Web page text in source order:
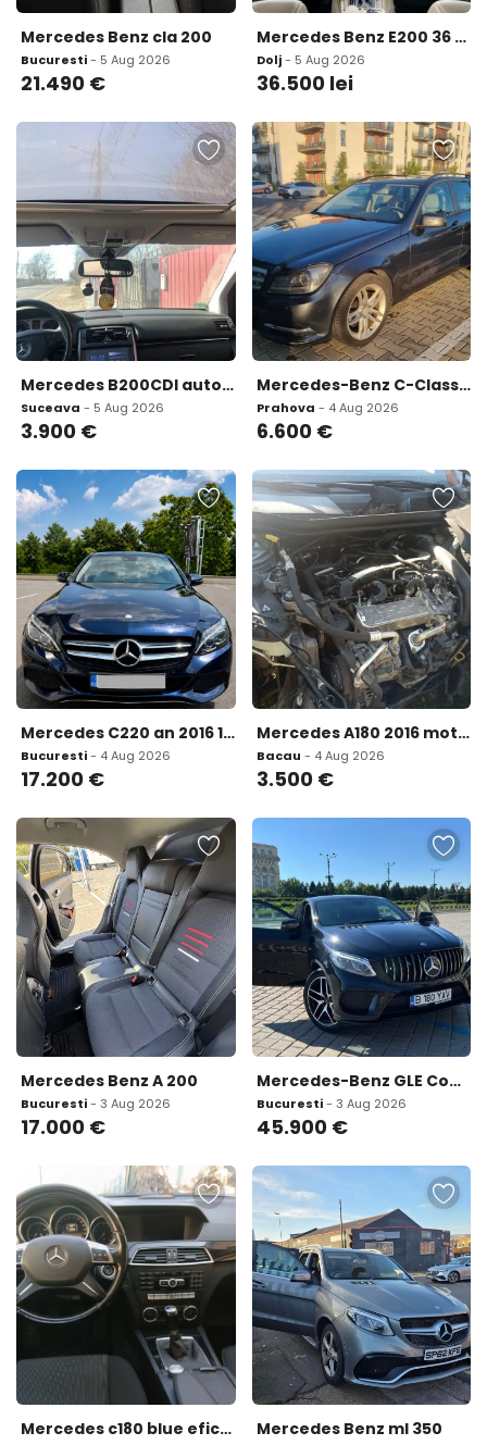
Mercedes Benz cla 200
Bucuresti- 5 Aug 2026
21.490 €
Mercedes Benz E200 36 500 lei
Dolj- 5 Aug 2026
36.500 lei
Mercedes B200CDI automat 3 900 eur
Suceava - 5 Aug 2026
3.900 €
Mercedes-Benz C-Class W204 Facelift ndash 2013 6 600 eur
Prahova - 4 Aug 2026
6.600 €
Mercedes C220 an 2016 100 500 km 17 200 eur
Bucuresti- 4 Aug 2026
17.200 €
Mercedes A180 2016 motor 1 8 3 500 eur
Bacau - 4 Aug 2026
3.500 €
Mercedes Benz A 200
Bucuresti- 3 Aug 2026
17.000 €
Mercedes-Benz GLE Coupe 43 AMG 45 900 eur
Bucuresti- 3 Aug 2026
45.900 €
Mercedes c180 blue eficiency 2012 benzin 11000E fara gram sau punct de rugina 11 000 eur Mercedes Benz ml 350